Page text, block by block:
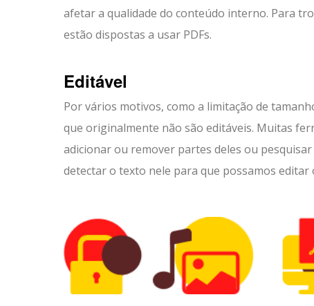
afetar a qualidade do conteúdo interno. Para
estão dispostas a usar PDFs.
Editável
Por vários motivos, como a limitação de
que originalmente não são editáveis. Muitas
adicionar ou remover partes deles ou
detectar o texto nele para que possamos editar